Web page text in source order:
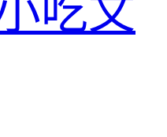
吃文